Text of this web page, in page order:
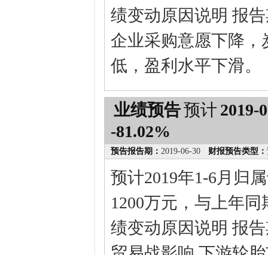
绩变动原因说明 报
企业采购意愿下降
低，盈利水平下滑。
业绩预告预计 2019-
-81.02%
预告报告期： 2019-06-30 财报预告类型：
预计2019年1-6月归
1200万元，与上年同
绩变动原因说明 报